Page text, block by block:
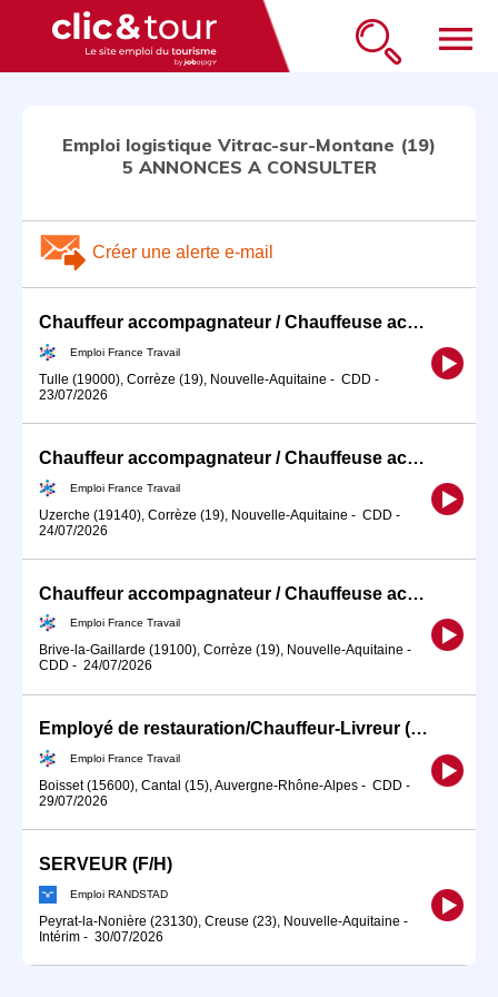
menu
Emploi logistique Vitrac-sur-Montane (19)
5 ANNONCES A CONSULTER
Créer une alerte e-mail
Chauffeur accompagnateur / Chauffeuse accompagnatrice de tourisme (H/F)
Emploi France Travail
Tulle (19000), Corrèze (19), Nouvelle-Aquitaine - CDD -
23/07/2026
Chauffeur accompagnateur / Chauffeuse accompagnatrice de tourisme (H/F)
Emploi France Travail
Uzerche (19140), Corrèze (19), Nouvelle-Aquitaine - CDD -
24/07/2026
Chauffeur accompagnateur / Chauffeuse accompagnatrice de tourisme (H/F)
Emploi France Travail
Brive-la-Gaillarde (19100), Corrèze (19), Nouvelle-Aquitaine -
CDD - 24/07/2026
Employé de restauration/Chauffeur-Livreur (H/F)
Emploi France Travail
Boisset (15600), Cantal (15), Auvergne-Rhône-Alpes - CDD -
29/07/2026
SERVEUR (F/H)
Emploi RANDSTAD
Peyrat-la-Nonière (23130), Creuse (23), Nouvelle-Aquitaine -
Intérim - 30/07/2026